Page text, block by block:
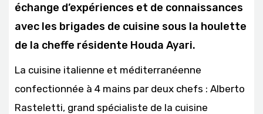
échange d’expériences et de connaissances
avec les brigades de cuisine sous la houlette
de la cheffe résidente Houda Ayari.
La cuisine italienne et méditerranéenne
confectionnée à 4 mains par deux chefs : Alberto
Rasteletti, grand spécialiste de la cuisine